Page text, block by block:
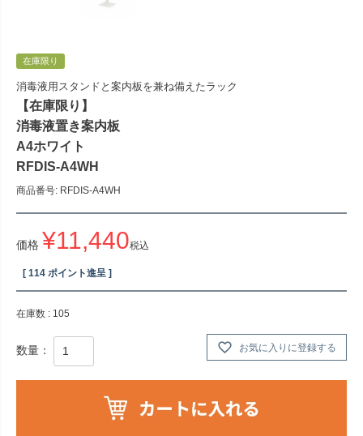
在庫限り
消毒液用スタンドと案内板を兼ね備えたラック
【在庫限り】
消毒液置き案内板
A4ホワイト
RFDIS-A4WH
商品番号 RFDIS-A4WH
価格 ¥11,440税込
[ 114 ポイント進呈 ]
在庫数 105
お気に入りに登録する